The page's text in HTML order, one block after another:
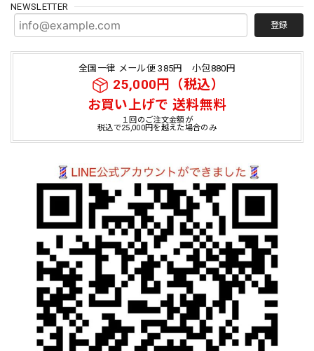
NEWSLETTER
登録
全国一律 メール便 385円 小包880円
25,000円（税込）
お買い上げで 送料無料
１回のご注文金額が
税込で25,000円を越えた場合のみ